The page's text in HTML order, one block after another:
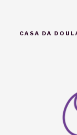
CASA DA